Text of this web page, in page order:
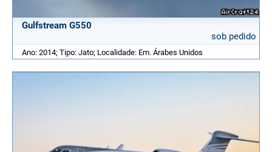
Gulfstream G550
sob pedido
Ano: 2014; Tipo: Jato; Localidade: Em. Árabes Unidos